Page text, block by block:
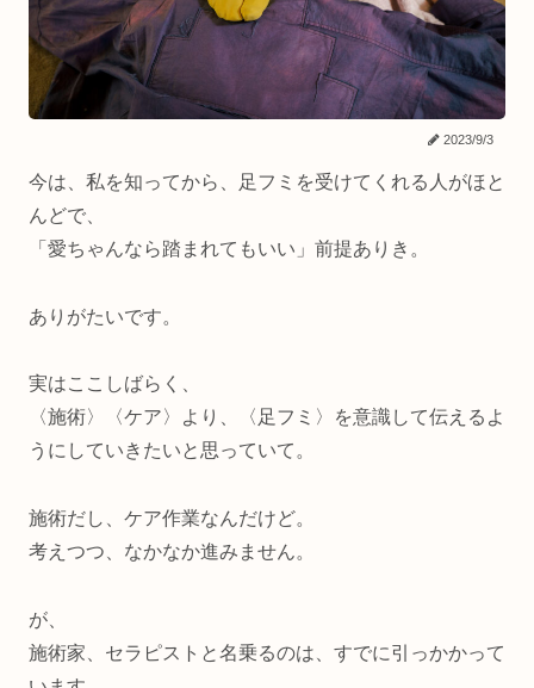
2023/9/3
今は、私を知ってから、足フミを受けてくれる人がほと
んどで、
「愛ちゃんなら踏まれてもいい」前提ありき。
ありがたいです。
実はここしばらく、
〈施術〉〈ケア〉より、〈足フミ〉を意識して伝えるよ
うにしていきたいと思っていて。
施術だし、ケア作業なんだけど。
考えつつ、なかなか進みません。
が、
施術家、セラピストと名乗るのは、すでに引っかかって